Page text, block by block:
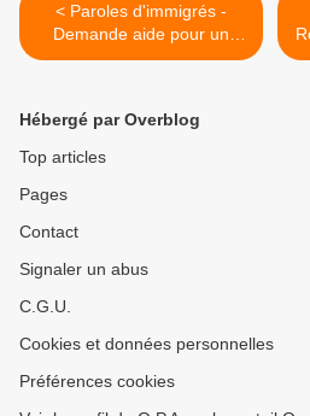
< Paroles d'immigrés -
Demande aide pour un
projet
Hébergé par Overblog
Top articles
Pages
Contact
Signaler un abus
C.G.U.
Cookies et données personnelles
Préférences cookies